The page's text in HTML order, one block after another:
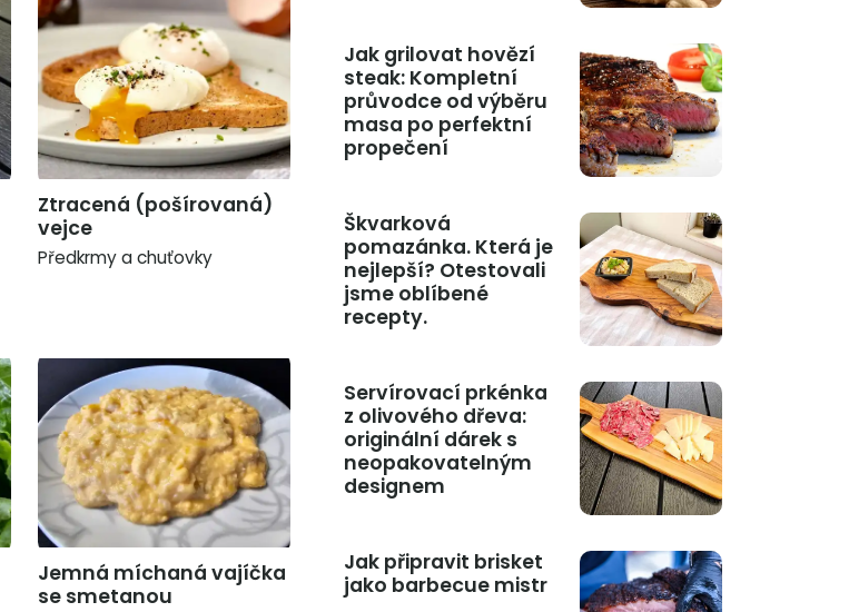
Ztracená (pošírovaná)
vejce
Předkrmy a chuťovky
Jemná míchaná vajíčka
se smetanou
Jak grilovat hovězí
steak: Kompletní
průvodce od výběru
masa po perfektní
propečení
Škvarková
pomazánka. Která je
nejlepší? Otestovali
jsme oblíbené
recepty.
Servírovací prkénka
z olivového dřeva:
originální dárek s
neopakovatelným
designem
Jak připravit brisket
jako barbecue mistr